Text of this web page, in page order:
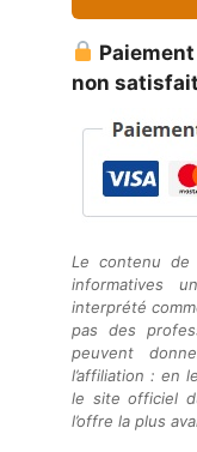
non
Le contenu
informatives
interprété
pas des
peuvent
l’affiliation : en
le site officiel
l’offre la plus